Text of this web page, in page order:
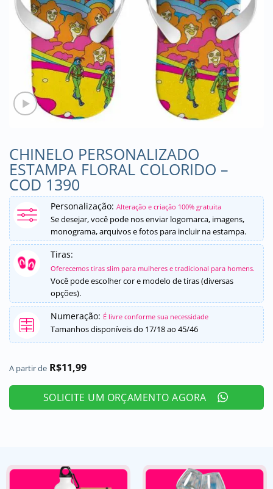
CHINELO PERSONALIZADO
ESTAMPA FLORAL COLORIDO –
COD 1390
Personalização: Alteração e criação 100% gratuita
Se desejar, você pode nos enviar logomarca, imagens,
monograma, arquivos e fotos para incluir na estampa.
Tiras:
Oferecemos tiras slim para mulheres e tradicional para homens.
Você pode escolher cor e modelo de tiras (diversas
opções).
Numeração: É livre conforme sua necessidade
Tamanhos disponíveis do 17/18 ao 45/46
A partir de R$11,99
SOLICITE UM ORÇAMENTO AGORA